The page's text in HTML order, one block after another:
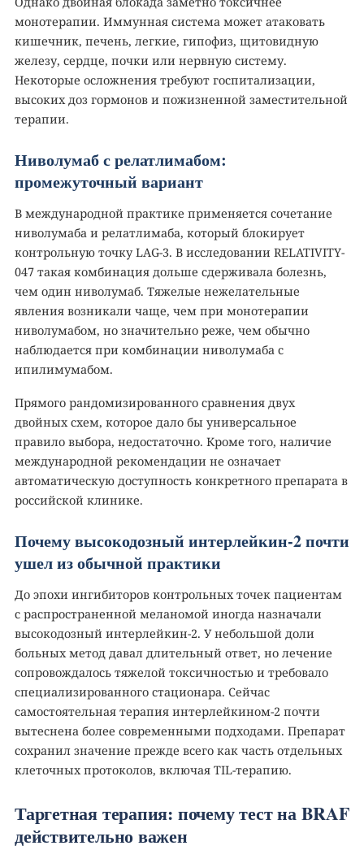
монотерапии. Иммунная система может атаковать
кишечник, печень, легкие, гипофиз, щитовидную
железу, сердце, почки или нервную систему.
Некоторые осложнения требуют госпитализации,
высоких доз гормонов и пожизненной заместительной
терапии.
Ниволумаб с релатлимабом:
промежуточный вариант
В международной практике применяется сочетание
ниволумаба и релатлимаба, который блокирует
контрольную точку LAG-3. В исследовании RELATIVITY-
047 такая комбинация дольше сдерживала болезнь,
чем один ниволумаб. Тяжелые нежелательные
явления возникали чаще, чем при монотерапии
ниволумабом, но значительно реже, чем обычно
наблюдается при комбинации ниволумаба с
ипилимумабом.
Прямого рандомизированного сравнения двух
двойных схем, которое дало бы универсальное
правило выбора, недостаточно. Кроме того, наличие
международной рекомендации не означает
автоматическую доступность конкретного препарата в
российской клинике.
Почему высокодозный интерлейкин-2 почти
ушел из обычной практики
До эпохи ингибиторов контрольных точек пациентам
с распространенной меланомой иногда назначали
высокодозный интерлейкин-2. У небольшой доли
больных метод давал длительный ответ, но лечение
сопровождалось тяжелой токсичностью и требовало
специализированного стационара. Сейчас
самостоятельная терапия интерлейкином-2 почти
вытеснена более современными подходами. Препарат
сохранил значение прежде всего как часть отдельных
клеточных протоколов, включая TIL-терапию.
Таргетная терапия: почему тест на BRAF
действительно важен